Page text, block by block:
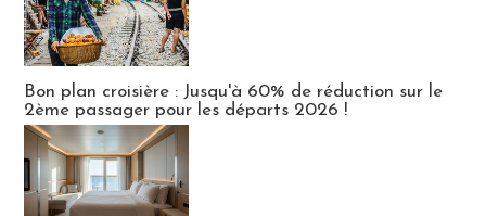
Bon plan croisière : Jusqu'à 60% de réduction sur le
2ème passager pour les départs 2026 !